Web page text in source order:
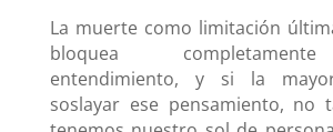
La muerte como limitación
bloquea
entendimiento, y si la
soslayar ese pensamiento, no